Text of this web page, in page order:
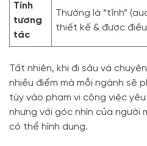
Tính
tương
tác
Thường là “tĩnh”
thiết kế & được
Tất nhiên, khi đi sâu và
nhiều điểm mà mỗi ngành sẽ
tùy vào phạm vi công việc
nhưng với góc nhìn của người
có thể hình dung.